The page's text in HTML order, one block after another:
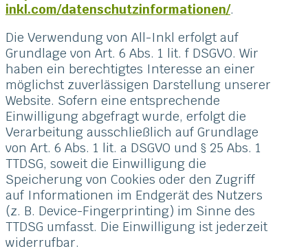
inkl.com/datenschutzinformationen/.
Die Verwendung von All-Inkl erfolgt auf
Grundlage von Art. 6 Abs. 1 lit. f DSGVO. Wir
haben ein berechtigtes Interesse an einer
möglichst zuverlässigen Darstellung unserer
Website. Sofern eine entsprechende
Einwilligung abgefragt wurde, erfolgt die
Verarbeitung ausschließlich auf Grundlage
von Art. 6 Abs. 1 lit. a DSGVO und § 25 Abs. 1
TTDSG, soweit die Einwilligung die
Speicherung von Cookies oder den Zugriff
auf Informationen im Endgerät des Nutzers
(z. B. Device-Fingerprinting) im Sinne des
TTDSG umfasst. Die Einwilligung ist jederzeit
widerrufbar.